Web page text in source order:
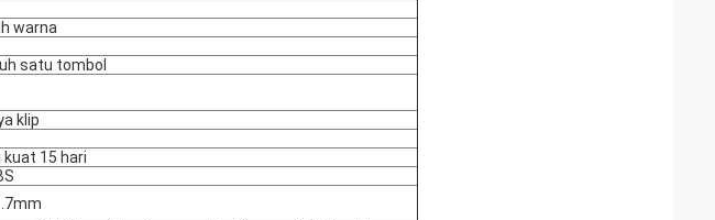
warna
satu tombol
klip
kuat 15 hari